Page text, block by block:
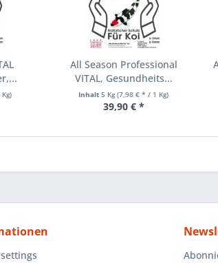
All Season Professional
VITAL, Gesundheits...
Inhalt5 Kg(7,98 € * / 1 Kg)
39,90 € *